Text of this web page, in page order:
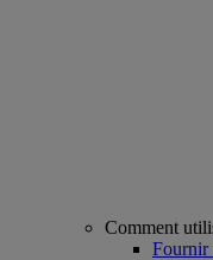
Comment
Fournir